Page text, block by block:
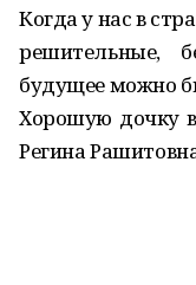
Когда у нас в
решительные,
будущее можно
Хорошую дочку
Регина